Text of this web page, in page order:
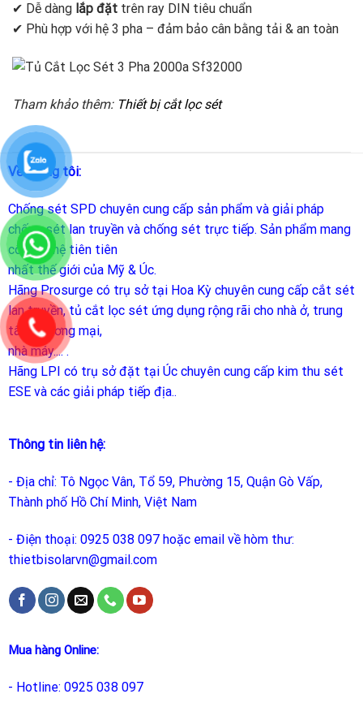
✔ Dễ dàng lắp đặt trên ray DIN tiêu chuẩn
✔ Phù hợp với hệ 3 pha – đảm bảo cân bằng tải & an toàn
Tham khảo thêm: Thiết bị cắt lọc sét
Về chúng tôi:
Chống sét SPD chuyên cung cấp sản phẩm và giải pháp
chống sét lan truyền và chống sét trực tiếp. Sản phẩm mang
công nghệ tiên tiên
nhất thế giới của Mỹ & Úc.
Hãng Prosurge có trụ sở tại Hoa Kỳ chuyên cung cấp cắt sét
lan truyền, tủ cắt lọc sét ứng dụng rộng rãi cho nhà ở, trung
tâm thương mại,
nhà máy.... .
Hãng LPI có trụ sở đặt tại Úc chuyên cung cấp kim thu sét
ESE và các giải pháp tiếp địa..
Thông tin liên hệ:
- Địa chỉ: Tô Ngọc Vân, Tổ 59, Phường 15, Quận Gò Vấp,
Thành phố Hồ Chí Minh, Việt Nam
- Điện thoại: 0925 038 097 hoặc email về hòm thư:
thietbisolarvn@gmail.com
Mua hàng Online:
- Hotline: 0925 038 097